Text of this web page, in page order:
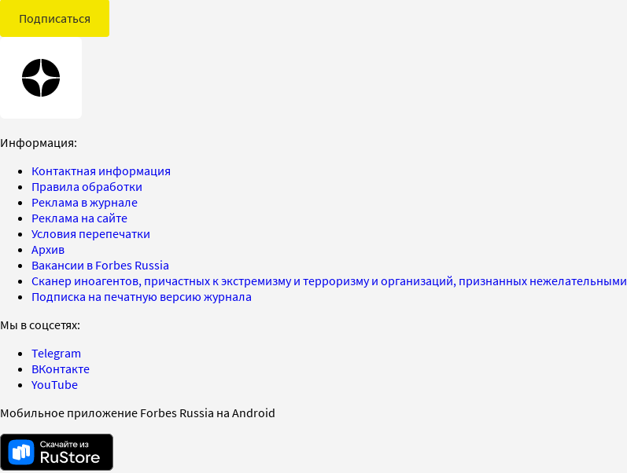
Подписаться
Информация:
Контактная информация
Правила обработки
Реклама в журнале
Реклама на сайте
Условия перепечатки
Архив
Вакансии в Forbes Russia
Сканер иноагентов, причастных к экстремизму и терроризму и организаций, признанных нежелательными
Подписка на печатную версию журнала
Мы в соцсетях:
Telegram
ВКонтакте
YouTube
Мобильное приложение Forbes Russia на Android